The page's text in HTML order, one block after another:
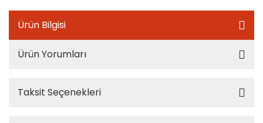
Ürün Bilgisi
Ürün Yorumları
Taksit Seçenekleri